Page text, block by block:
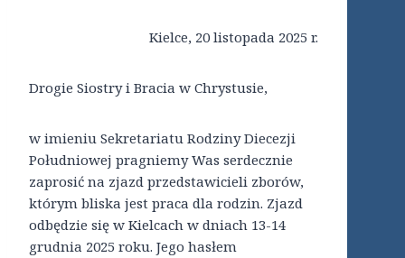
Kielce, 20 listopada 2025 r.
Drogie Siostry i Bracia w Chrystusie,
w imieniu Sekretariatu Rodziny Diecezji
Południowej pragniemy Was serdecznie
zaprosić na zjazd przedstawicieli zborów,
którym bliska jest praca dla rodzin. Zjazd
odbędzie się w Kielcach w dniach 13-14
grudnia 2025 roku. Jego hasłem